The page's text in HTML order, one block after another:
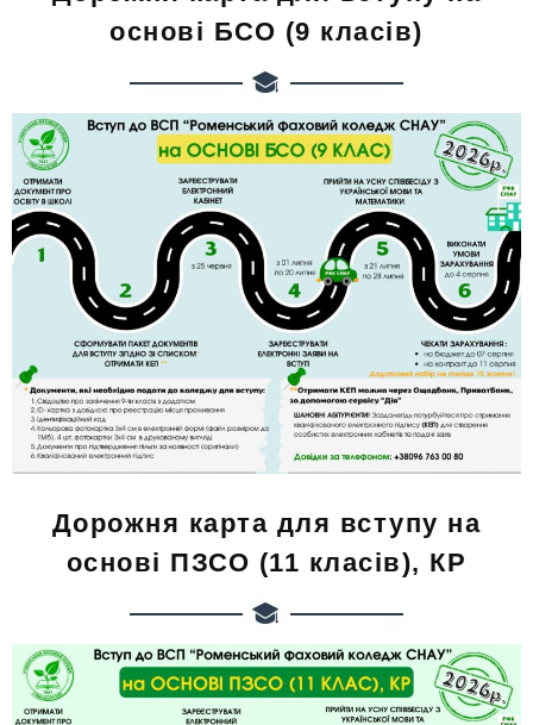
основі БСО (9 класів)
Дорожня карта для вступу на
основі ПЗСО (11 класів), КР